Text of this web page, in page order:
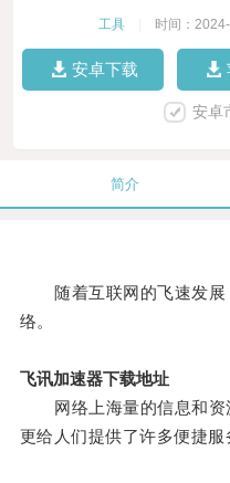
工具 时间：
安卓下载
安卓
简介
随着互联网的飞速发展
络。
飞讯加速器下载地址
网络上海量的信息和资
更给人们提供了许多便捷服